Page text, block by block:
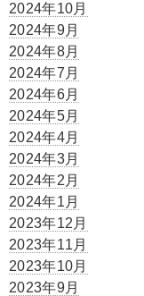
2024年10月
2024年9月
2024年8月
2024年7月
2024年6月
2024年5月
2024年4月
2024年3月
2024年2月
2024年1月
2023年12月
2023年11月
2023年10月
2023年9月